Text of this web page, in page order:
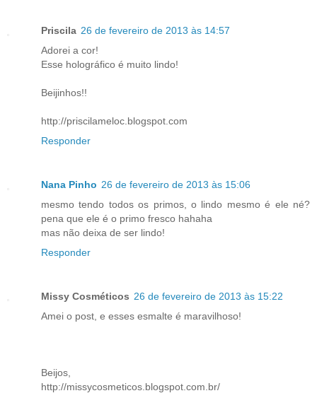
Priscila 26 de fevereiro de 2013 às 14:57
Adorei a cor!
Esse holográfico é muito lindo!
Beijinhos!!
http://priscilameloc.blogspot.com
Responder
Nana Pinho 26 de fevereiro de 2013 às 15:06
mesmo tendo todos os primos, o lindo mesmo é ele né?
pena que ele é o primo fresco hahaha
mas não deixa de ser lindo!
Responder
Missy Cosméticos 26 de fevereiro de 2013 às 15:22
Amei o post, e esses esmalte é maravilhoso!
Beijos,
http://missycosmeticos.blogspot.com.br/